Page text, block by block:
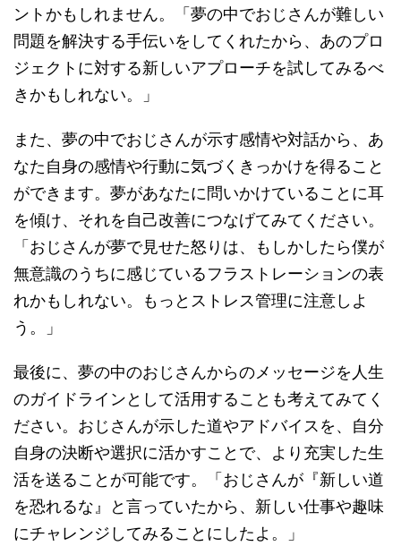
ントかもしれません。「夢の中でおじさんが難しい
問題を解決する手伝いをしてくれたから、あのプロ
ジェクトに対する新しいアプローチを試してみるべ
きかもしれない。」
また、夢の中でおじさんが示す感情や対話から、あ
なた自身の感情や行動に気づくきっかけを得ること
ができます。夢があなたに問いかけていることに耳
を傾け、それを自己改善につなげてみてください。
「おじさんが夢で見せた怒りは、もしかしたら僕が
無意識のうちに感じているフラストレーションの表
れかもしれない。もっとストレス管理に注意しよ
う。」
最後に、夢の中のおじさんからのメッセージを人生
のガイドラインとして活用することも考えてみてく
ださい。おじさんが示した道やアドバイスを、自分
自身の決断や選択に活かすことで、より充実した生
活を送ることが可能です。「おじさんが『新しい道
を恐れるな』と言っていたから、新しい仕事や趣味
にチャレンジしてみることにしたよ。」